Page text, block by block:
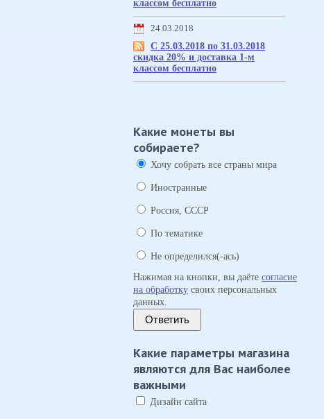
классом бесплатно
24.03.2018
С 25.03.2018 по 31.03.2018
скидка 20% и доставка 1-м
классом бесплатно
Какие монеты вы
собираете?
Хочу собрать все страны мира
Иностранные
Россия, СССР
По тематике
Не определился(-ась)
Нажимая на кнопки, вы даёте согласие
на обработку своих персональных
данных.
Ответить
Какие параметры магазина
являются для Вас наиболее
важными
Дизайн сайта